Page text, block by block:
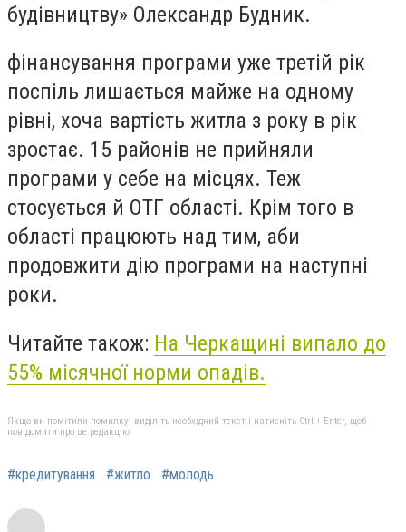
будівництву» Олександр Будник.
фінансування програми уже третій рік
поспіль лишається майже на одному
рівні, хоча вартість житла з року в рік
зростає. 15 районів не прийняли
програми у себе на місцях. Теж
стосується й ОТГ області. Крім того в
області працюють над тим, аби
продовжити дію програми на наступні
роки.
Читайте також: На Черкащині випало до
55% місячної норми опадів.
Якщо ви помітили помилку, виділіть необхідний текст і натисніть Ctrl + Enter, щоб
повідомити про це редакцію
#кредитування #житло #молодь